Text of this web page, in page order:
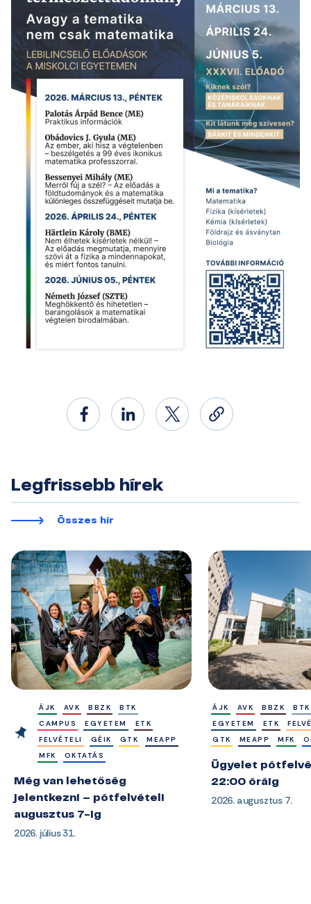
Legfrissebb hírek
Összes hír
ÁJK AVK BBZK
BTK
CAMPUS
EGYETEM
ETK
FELVÉTELI
GÉIK GTK
MEAPP
MFK
OKTATÁS
Még van lehetőség
jelentkezni – pótfelvételi
augusztus 7-ig
2026. július 31.
ÁJK AVK BBZK
BTK
EGYETEM
ETK
GTK
MEAPP MFK
Ügyelet
22:00 óráig
2026. augusztus 7.